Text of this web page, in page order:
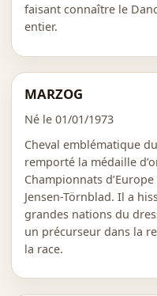
faisant connaître le
entier.
MARZOG
Né le 01/01/1973
Cheval emblématique
remporté la médaille
Championnats
Jensen-Törnblad. Il a
grandes nations du
un précurseur dans la
la race.